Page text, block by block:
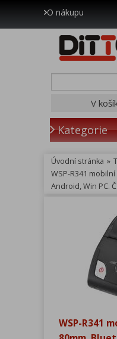
O nákupu
V
Kategorie
Úvodní stránka »
WSP-R341
Android, Win PC.
WSP-R341